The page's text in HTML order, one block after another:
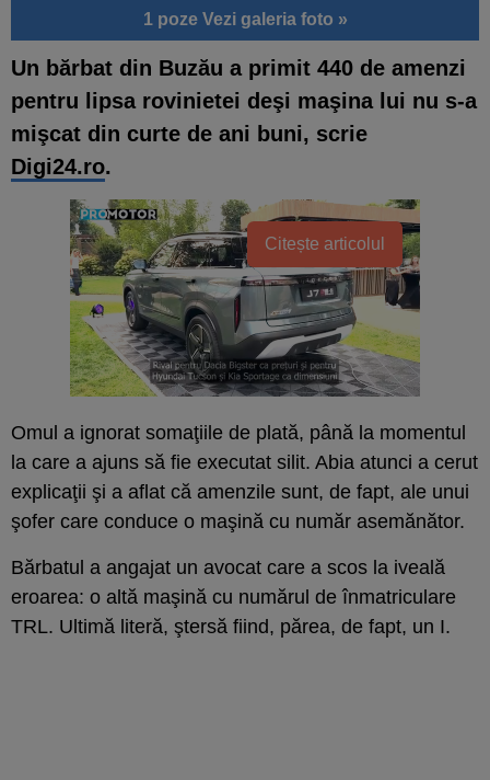
1 poze Vezi galeria foto »
Un bărbat din Buzău a primit 440 de amenzi
pentru lipsa rovinietei deşi maşina lui nu s-a
mişcat din curte de ani buni, scrie
Digi24.ro.
Citește articolul
Omul a ignorat somaţiile de plată, până la momentul
la care a ajuns să fie executat silit. Abia atunci a cerut
explicaţii şi a aflat că amenzile sunt, de fapt, ale unui
şofer care conduce o maşină cu număr asemănător.
Bărbatul a angajat un avocat care a scos la iveală
eroarea: o altă maşină cu numărul de înmatriculare
TRL. Ultimă literă, ştersă fiind, părea, de fapt, un I.